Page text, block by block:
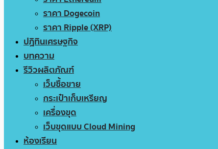
ราคา Dogecoin
ราคา Ripple (XRP)
ปฏิทินเศรษฐกิจ
บทความ
รีวิวผลิตภัณฑ์
เว็บซื้อขาย
กระเป๋าเก็บเหรียญ
เครื่องขุด
เว็บขุดแบบ Cloud Mining
ห้องเรียน